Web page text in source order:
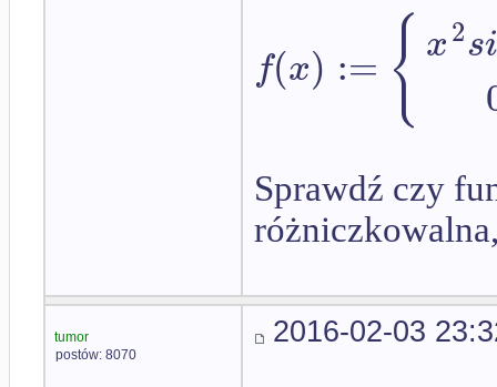
f(x) := { x2s
Sprawdź czy
tumor
postów: 8070
2016-02-03